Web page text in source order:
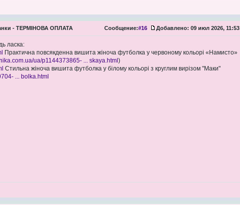
- ТЕРМІНОВА ОПЛАТА Сообщение:#16 Добавлено: 09 июл 2026, 11:53
ласка:
Практична повсякденна вишита жіноча футболка у червоному кольорі «Намисто»
ua/p1144373865- ... skaya.html )
Стильна жіноча вишита футболка у білому кольорі з круглим вирізом "Маки"
... bolka.html